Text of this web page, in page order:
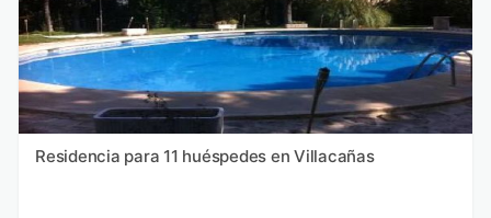
Residencia para 11 huéspedes en Villacañas